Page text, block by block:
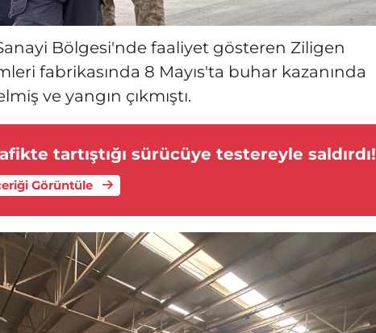
Bölgesi'nde faaliyet gösteren Ziligen
fabrikasında 8 Mayıs'ta buhar kazanında
ve yangın çıkmıştı.
tartıştığı sürücüye testereyle saldırdı!
Görüntüle